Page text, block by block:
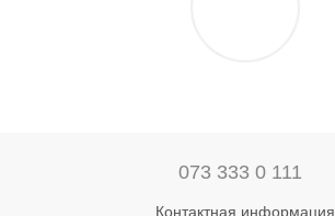
073 333 0 111
Контактная информация